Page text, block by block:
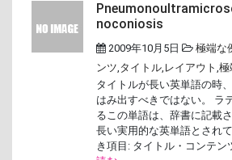
noconiosis
2009年10月5日 極端な
ンツ,タイトル, レイアウト ,極
タイトルが長い英単語の時
はみ出すべきではない。 ラ
るこの単語は、辞書に記載
長い実用的な英単語とされ
き項目: タイトル・コンテン